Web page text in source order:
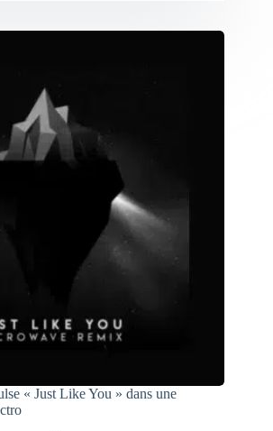
« Just Like You » dans une